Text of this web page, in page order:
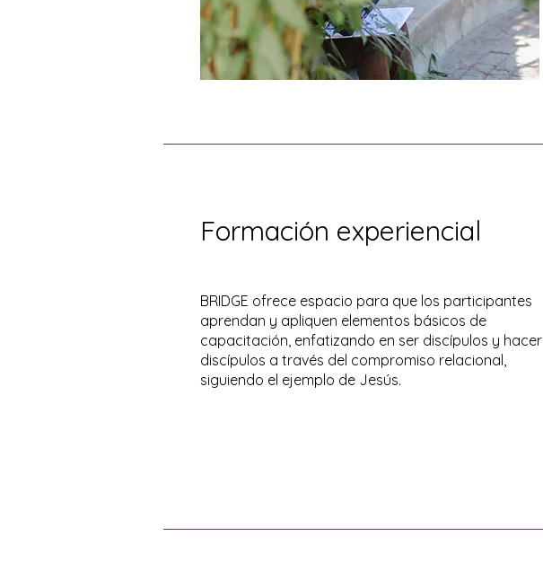
Formación experiencial
BRIDGE ofrece espacio para que los participantes
aprendan y apliquen elementos básicos de
capacitación, enfatizando en ser discípulos y hacer
discípulos a través del compromiso relacional,
siguiendo el ejemplo de Jesús.